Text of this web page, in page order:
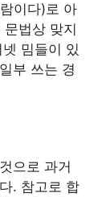
이다)로 아
법상 맞지
밈들이 있
부 쓰는 경
으로 과거
. 참고로 합